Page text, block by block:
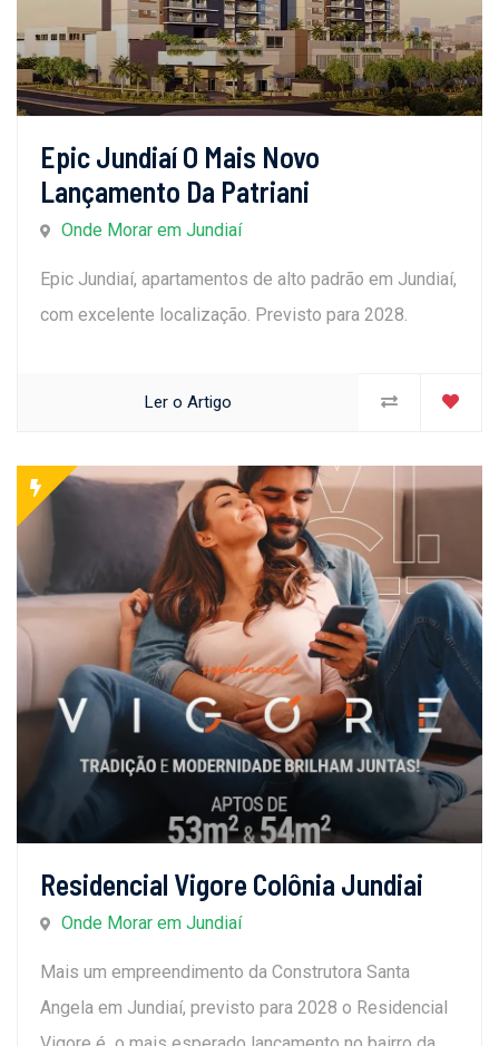
Epic Jundiaí O Mais Novo
Lançamento Da Patriani
Onde Morar em Jundiaí
Epic Jundiaí, apartamentos de alto padrão em Jundiaí,
com excelente localização. Previsto para 2028.
Ler o Artigo
Residencial Vigore Colônia Jundiai
Onde Morar em Jundiaí
Mais um empreendimento da Construtora Santa
Angela em Jundiaí, previsto para 2028 o Residencial